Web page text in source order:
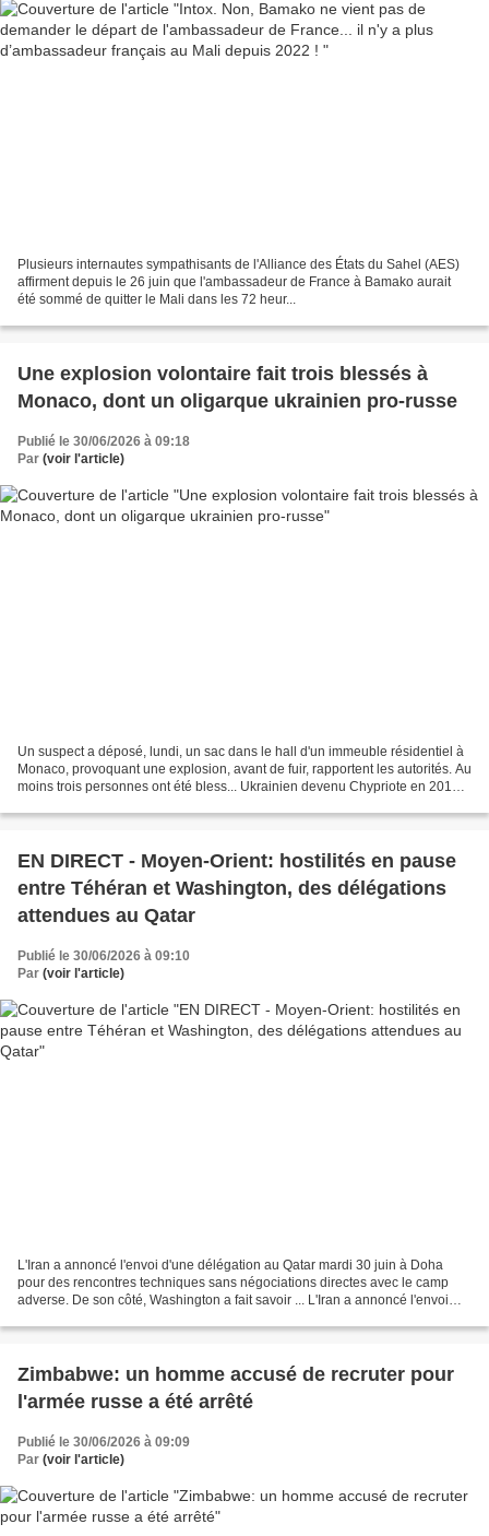
Plusieurs internautes sympathisants de l'Alliance des États du Sahel (AES)
affirment depuis le 26 juin que l'ambassadeur de France à Bamako aurait
été sommé de quitter le Mali dans les 72 heur...
Une explosion volontaire fait trois blessés à
Monaco, dont un oligarque ukrainien pro-russe
Publié le 30/06/2026 à 09:18
Par (voir l'article)
Un suspect a déposé, lundi, un sac dans le hall d'un immeuble résidentiel à
Monaco, provoquant une explosion, avant de fuir, rapportent les autorités. Au
moins trois personnes ont été bless... Ukrainien devenu Chypriote en 2019,
EN DIRECT - Moyen-Orient: hostilités en pause
entre Téhéran et Washington, des délégations
attendues au Qatar
Publié le 30/06/2026 à 09:10
Par (voir l'article)
L'Iran a annoncé l'envoi d'une délégation au Qatar mardi 30 juin à Doha
pour des rencontres techniques sans négociations directes avec le camp
adverse. De son côté, Washington a fait savoir ... L'Iran a annoncé l'envoi
Zimbabwe: un homme accusé de recruter pour
l'armée russe a été arrêté
Publié le 30/06/2026 à 09:09
Par (voir l'article)